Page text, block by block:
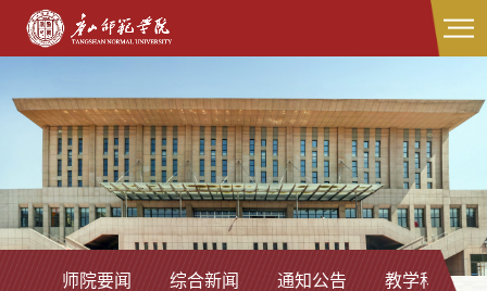
师院要闻 综合新闻 通知公告 教学科研